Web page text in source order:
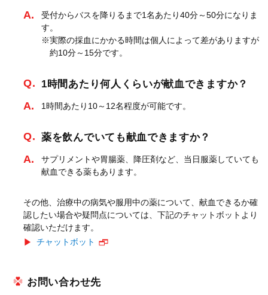
A.
受付からバスを降りるまで1名あたり40分～50分になりま
す。
※実際の採血にかかる時間は個人によって差がありますが
約10分～15分です。
Q. 1時間あたり何人くらいが献血できますか？
A. 1時間あたり10～12名程度が可能です。
Q. 薬を飲んでいても献血できますか？
A.
サプリメントや胃腸薬、降圧剤など、当日服薬していても
献血できる薬もあります。
その他、治療中の病気や服用中の薬について、献血できるか確
認したい場合や疑問点については、下記のチャットボットより
確認いただけます。
チャットボット
お問い合わせ先